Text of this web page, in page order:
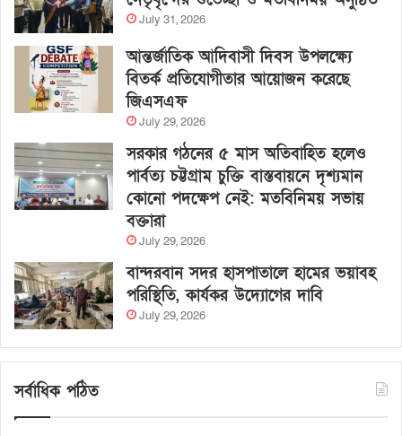
July 31, 2026
আন্তর্জাতিক আদিবাসী দিবস উপলক্ষ্যে
বিতর্ক প্রতিযোগীতার আয়োজন করেছে
জিএসএফ
July 29, 2026
সরকার গঠনের ৫ মাস অতিবাহিত হলেও
পার্বত্য চট্টগ্রাম চুক্তি বাস্তবায়নে দৃশ্যমান
কোনো পদক্ষেপ নেই: মতবিনিময় সভায়
বক্তারা
July 29, 2026
বান্দরবান সদর হাসপাতালে হামের ভয়াবহ
পরিস্থিতি, কার্যকর উদ্যোগের দাবি
July 29, 2026
সর্বাধিক পঠিত